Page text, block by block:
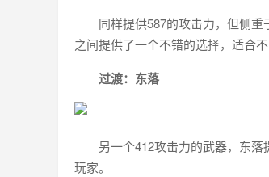
同样提供587的攻击力，但侧
之间提供了一个不错的选择，适合
过渡：东落
另一个412攻击力的武器，东
玩家。